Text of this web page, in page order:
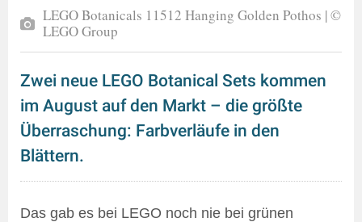
LEGO Botanicals 11512 Hanging Golden Pothos | ©
LEGO Group
Zwei neue LEGO Botanical Sets kommen
im August auf den Markt – die größte
Überraschung: Farbverläufe in den
Blättern.
Das gab es bei LEGO noch nie bei grünen